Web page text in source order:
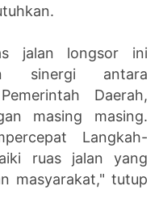
jalan longsor ini
sinergi antara
Daerah,
masing masing.
Langkah-
ruas jalan yang
masyarakat," tutup